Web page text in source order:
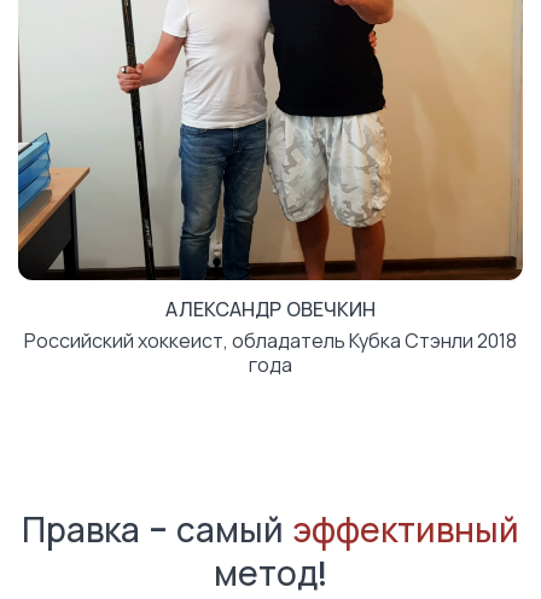
АЛЕКСАНДР ОВЕЧКИН
Российский хоккеист, обладатель Кубка Стэнли 2018
года
Правка - самый эффективный
метод!